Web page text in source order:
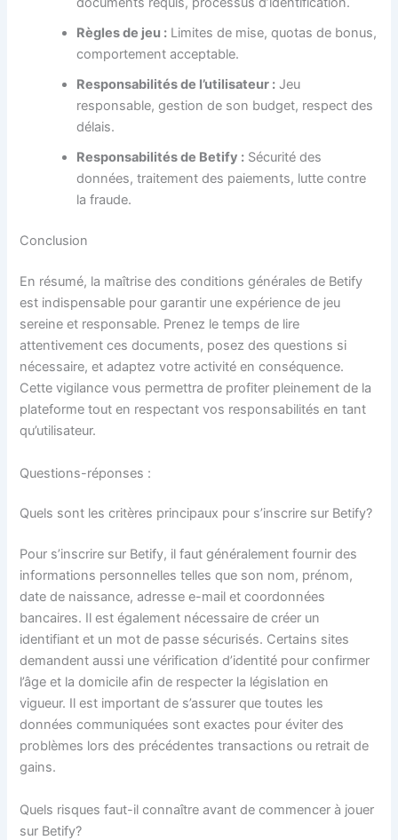
Règles de jeu : Limites de mise, quotas de bonus,
comportement acceptable.
Responsabilités de l’utilisateur : Jeu
responsable, gestion de son budget, respect des
délais.
Responsabilités de Betify : Sécurité des
données, traitement des paiements, lutte contre
la fraude.
Conclusion
En résumé, la maîtrise des conditions générales de Betify
est indispensable pour garantir une expérience de jeu
sereine et responsable. Prenez le temps de lire
attentivement ces documents, posez des questions si
nécessaire, et adaptez votre activité en conséquence.
Cette vigilance vous permettra de profiter pleinement de la
plateforme tout en respectant vos responsabilités en tant
qu’utilisateur.
Questions-réponses :
Quels sont les critères principaux pour s’inscrire sur Betify?
Pour s’inscrire sur Betify, il faut généralement fournir des
informations personnelles telles que son nom, prénom,
date de naissance, adresse e-mail et coordonnées
bancaires. Il est également nécessaire de créer un
identifiant et un mot de passe sécurisés. Certains sites
demandent aussi une vérification d’identité pour confirmer
l’âge et la domicile afin de respecter la législation en
vigueur. Il est important de s’assurer que toutes les
données communiquées sont exactes pour éviter des
problèmes lors des précédentes transactions ou retrait de
gains.
Quels risques faut-il connaître avant de commencer à jouer
sur Betify?